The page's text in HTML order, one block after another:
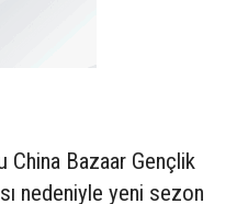
China Bazaar Gençlik
nedeniyle yeni sezon